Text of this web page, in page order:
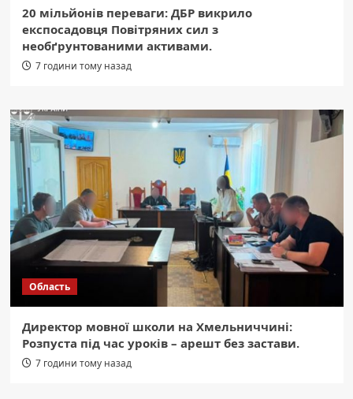
20 мільйонів переваги: ДБР викрило
експосадовця Повітряних сил з
необґрунтованими активами.
7 години тому назад
Область
Директор мовної школи на Хмельниччині:
Розпуста під час уроків – арешт без застави.
7 години тому назад